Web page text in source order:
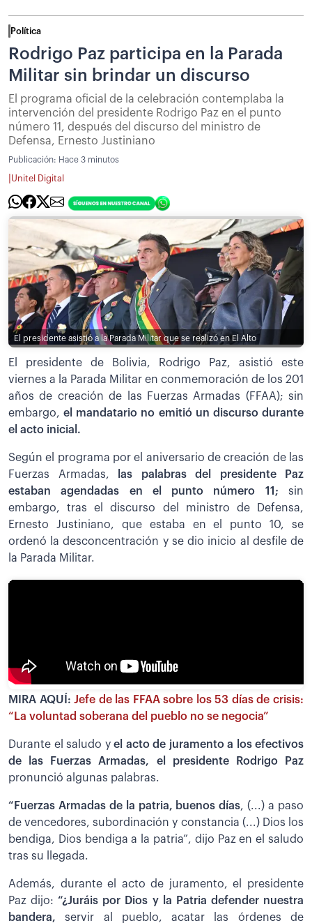
Política
Rodrigo Paz participa en la Parada
Militar sin brindar un discurso
El programa oficial de la celebración contemplaba la
intervención del presidente Rodrigo Paz en el punto
número 11, después del discurso del ministro de
Defensa, Ernesto Justiniano
Publicación: Hace 3 minutos
Unitel Digital
El presidente asistió a la Parada Militar que se realizó en El Alto
El presidente de Bolivia, Rodrigo Paz, asistió este
viernes a la Parada Militar en conmemoración de los 201
años de creación de las Fuerzas Armadas (FFAA); sin
embargo,el mandatario no emitió un discurso durante
el acto inicial.
Según el programa por el aniversario de creación de las
Fuerzas Armadas,
las palabras del presidente Paz
estaban agendadas en el punto número 11; sin
embargo, tras el discurso del ministro de Defensa,
Ernesto Justiniano, que estaba en el punto 10, se
ordenó la desconcentración y se dio inicio al desfile de
la Parada Militar.
MIRA AQUÍ:Jefe de las FFAA sobre los 53 días de crisis:
“La voluntad soberana del pueblo no se negocia”
Durante el saludo yel acto de juramento a los efectivos
de las Fuerzas Armadas, el presidente Rodrigo Paz
pronunció algunas palabras.
“Fuerzas Armadas de la patria, buenos días, (...) a paso
de vencedores, subordinación y constancia (...) Dios los
bendiga, Dios bendiga a la patria”, dijo Paz en el saludo
tras su llegada.
Además, durante el acto de juramento, el presidente
Paz dijo:“¿Juráis por Dios y la Patria defender nuestra
bandera, servir al pueblo, acatar las órdenes de